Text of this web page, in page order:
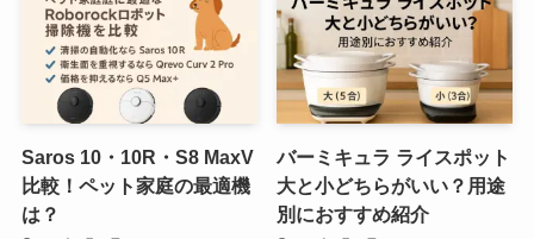
Saros 10・10R・S8 MaxV
比較！ペット家庭の最適機
は？
バーミキュラ ライスポット
大と小どちらがいい？用途
別におすすめ紹介